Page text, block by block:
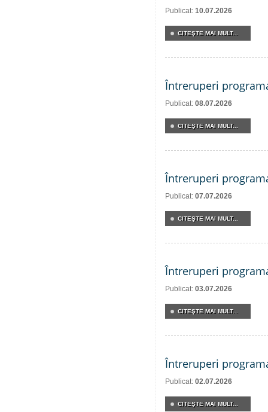
Publicat: 10.07.2026
CITEŞTE MAI MULT...
Întreruperi
Publicat: 08.07.2026
CITEŞTE MAI MULT...
Întreruperi
Publicat: 07.07.2026
CITEŞTE MAI MULT...
Întreruperi
Publicat: 03.07.2026
CITEŞTE MAI MULT...
Întreruperi
Publicat: 02.07.2026
CITEŞTE MAI MULT...